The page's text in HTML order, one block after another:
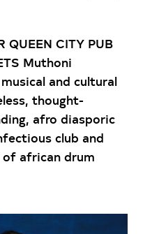
QUEEN CITY PUB
Muthoni
and cultural
thought-
afro diasporic
club and
african drum